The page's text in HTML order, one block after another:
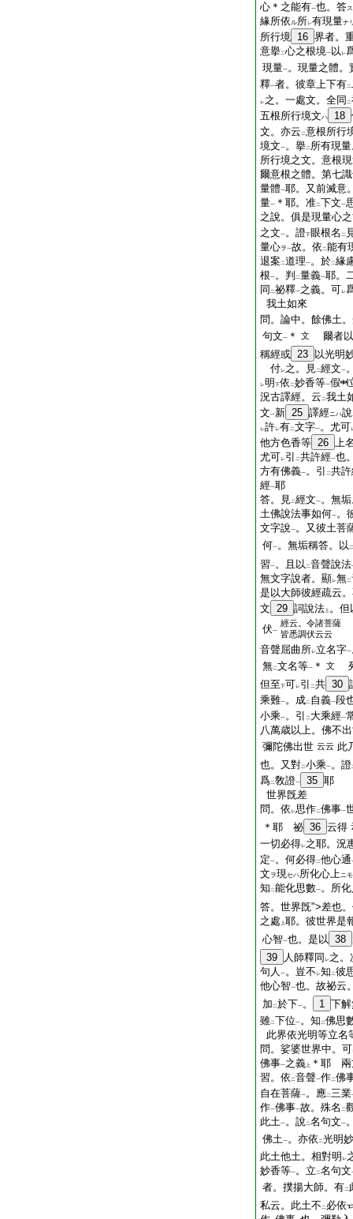
心＊之能有一也。答
緣所依ル所レ有現量ナ
所行境 16 界者。
意擧二心之根境一 以 レ
現量一。現量之體。
釋一者。彼章上下有二
レ之。一處文。全同 二
五根所行境文ハ 18
文。亦云 二意根所行
境文一。擧二 所有現
所行境之文。意根
爾意根之體。第七
量體一耶。又前滅意
量一 ＊耶。准二下文一
之說。俱是現量心
之文一。證下眼根名 二
量心ヲ一故。依 二能有
退案二道理一。於二緣
根一。判 二量義一耶。
同 二祕釋一之義。可レ
我土如來
問。論中。餘佛土
句文一 ＊ 文
爾者以
稱經或 23
以光明
付レ之。見二經文一
レ明 下依 二妙香等一假
況古譯經。云 二我土
文一新 25 譯經ニハ說
レ許レ有二文字一。尤可
他方色香等 26 上
尤可レ引 二共許經一也
方有佛義一。引 二共
經一耶
答。見二經文一。無
土佛說法事如何一。
文字說一。又彼土菩
何一。無垢稱答。以 二
習一。且以 二音聲說法
無文字說者。顯レ無二
是以大師彼經疏云
文 29 詞說法 上 。但
伏一
經云。令諸菩薩
皆悉調伏云云
音聲屈曲所レ立名字一
無二文名等一 ＊ 文
但至下可レ引 二共 30
乘難一。成二 自義一段
小乘一。引 二 大乘經一
八萬歳以上。佛不
彌陀佛出世 云云 此
也。又對二小乘一。證
爲二敎證一 35 耶
世界旣差
問。依 レ思作二佛事一
＊耶 祕 36 云得
一切必得レ之耶。況
定一。何必得二他心通
文 ヲ現セハ所化心上ニモ
知 二能化思數一。所
答。世界旣">差也
之處
上耶。彼世界是
心智一也。是以 38
39
人師釋同 レ之。
句人 一。豈不 レ知 二彼
他心智一也。故祕云
加 二於下一。 1 下
雖二下位一。知 二佛思
此界依光明等立名
問。娑婆世界中。可
佛事一之義 上
＊耶 兩
習。依 二音聲一作二佛
自在菩薩一。應二三業
作一佛事一故。殊名 二
此土一。說二名句文一
佛土一。亦依 二光明
此土他土。相對明 レ
妙香等一。立 二名句文
者。撲揚大師。有二
私云。此土不 二 必依